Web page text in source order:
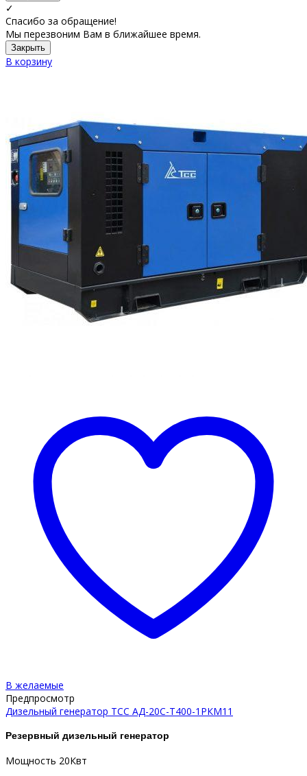
✓
Спасибо за обращение!
Мы перезвоним Вам в ближайшее время.
Закрыть
В корзину
В желаемые
Предпросмотр
Дизельный генератор ТСС АД-20С-Т400-1РКМ11
Резервный дизельный генератор
Мощность 20Квт